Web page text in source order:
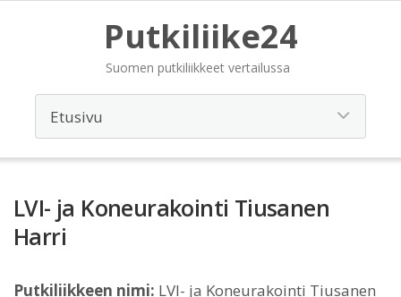
Putkiliike24
Suomen putkiliikkeet vertailussa
LVI- ja Koneurakointi Tiusanen
Harri
Putkiliikkeen nimi: LVI- ja Koneurakointi Tiusanen